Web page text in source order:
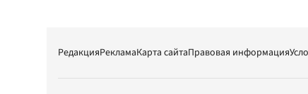
РедакцияРекламаКарта сайтаПравовая информация